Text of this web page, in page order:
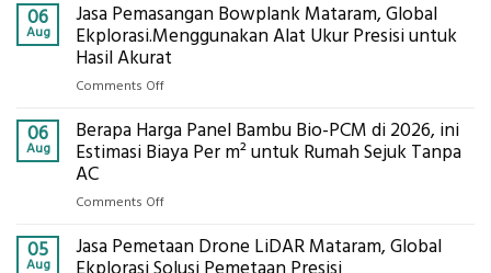
Eksplorasi
Pastikan
Pondasi
Kokoh
Cooler
Berbasis
Limbah
Cara
Kerja,
Manfaatnya
06
Aug
Jasa Pemasangan Bowplank Mataram, Global
Ekplorasi.Menggunakan Alat Ukur Presisi untuk
Hasil Akurat
Comments Offon
Pemasangan
Bowplank
Ukur
06
Aug
Berapa Harga Panel Bambu Bio-PCM di 2026, ini
Estimasi Biaya Per m² untuk Rumah Sejuk Tanpa
AC
Comments Offon
Harga
Panel
05
Aug
Jasa Pemetaan Drone LiDAR Mataram, Global